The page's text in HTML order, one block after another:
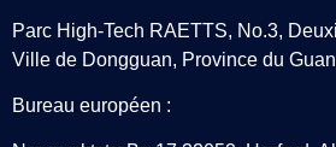
Parc High-Tech RAETTS, No.3,
Ville de Dongguan, Province du
Bureau européen :